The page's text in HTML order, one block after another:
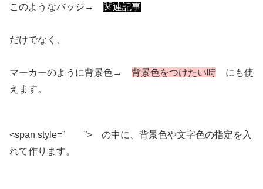
このようなバッジ→ 関連記事
だけでなく、
マーカーのように背景色→ 背景色をつけたい時 にも使
えます。
<span style=” ”> の中に、背景色や文字色の指定を入
れて作ります。